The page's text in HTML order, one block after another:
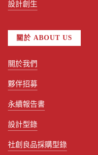
設計創生
關於 ABOUT US
關於我們
夥伴招募
永續報告書
設計型錄
社創良品採購型錄